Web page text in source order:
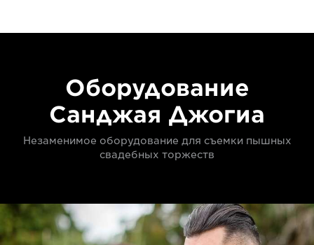
Оборудование
Санджая Джогиа
Незаменимое оборудование для съемки пышных
свадебных торжеств